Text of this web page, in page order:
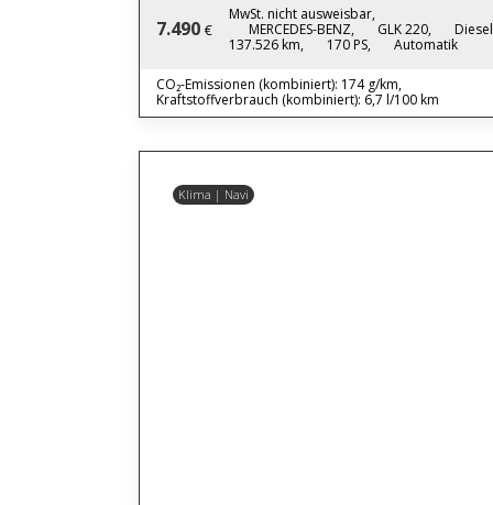
7.490 €
MwSt. nicht ausweisbar,
MERCEDES-BENZ,
GLK 220,
137.526 km,
170 PS, Automatik
CO₂-Emissionen (kombiniert): 174 g/km,
Kraftstoffverbrauch (kombiniert): 6,7 l/100 km
Klima | Navi